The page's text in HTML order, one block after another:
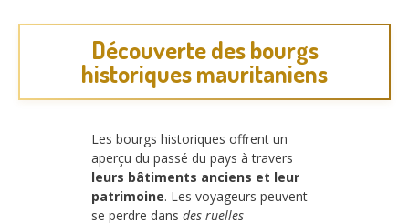
Découverte des bourgs
historiques mauritaniens
Les bourgs historiques offrent un
aperçu du passé du pays à travers
leurs bâtiments anciens et leur
patrimoine. Les voyageurs peuvent
se perdre dans des ruelles